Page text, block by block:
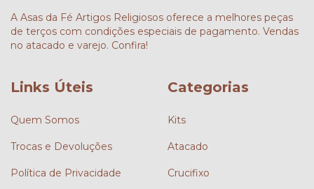
A Asas da Fé Artigos Religiosos oferece a melhores peças
de terços com condições especiais de pagamento. Vendas
no atacado e varejo. Confira!
Links Úteis
Quem Somos
Trocas e Devoluções
Política de Privacidade
Categorias
Kits
Atacado
Crucifixo